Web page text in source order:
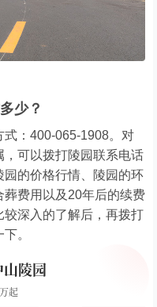
少？
：400-065-1908。对
可以拨打陵园联系电话
的价格行情、陵园的环
费用以及20年后的续费
深入的了解后，再拨打
。
山陵园